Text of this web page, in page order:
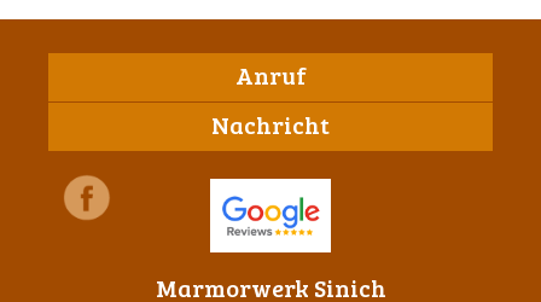
Anruf
Nachricht
Marmorwerk Sinich